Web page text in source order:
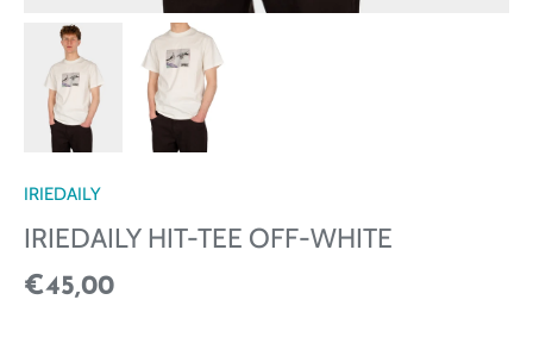
IRIEDAILY
IRIEDAILY HIT-TEE OFF-WHITE
€45,00